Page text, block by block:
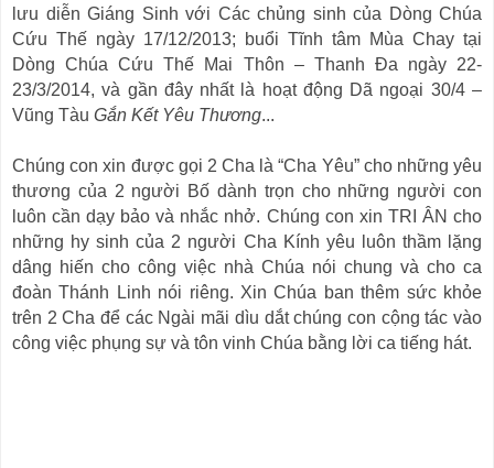
lưu diễn Giáng Sinh với Các chủng sinh của Dòng Chúa
Cứu Thế ngày 17/12/2013; buổi Tĩnh tâm Mùa Chay tại
Dòng Chúa Cứu Thế Mai Thôn – Thanh Đa ngày 22-
23/3/2014, và gần đây nhất là hoạt động Dã ngoại 30/4 –
Vũng Tàu Gắn Kết Yêu Thương...
Chúng con xin được gọi 2 Cha là “Cha Yêu” cho những yêu
thương của 2 người Bố dành trọn cho những người con
luôn cần dạy bảo và nhắc nhở. Chúng con xin TRI ÂN cho
những hy sinh của 2 người Cha Kính yêu luôn thầm lặng
dâng hiến cho công việc nhà Chúa nói chung và cho ca
đoàn Thánh Linh nói riêng. Xin Chúa ban thêm sức khỏe
trên 2 Cha để các Ngài mãi dìu dắt chúng con cộng tác vào
công việc phụng sự và tôn vinh Chúa bằng lời ca tiếng hát.